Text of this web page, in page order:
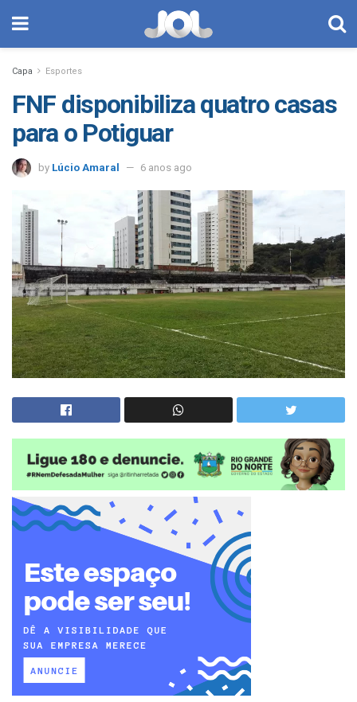
Capa Esportes
FNF disponibiliza quatro casas
para o Potiguar
by Lúcio Amaral 6 anos ago